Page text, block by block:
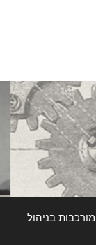
מורכבות בניהול